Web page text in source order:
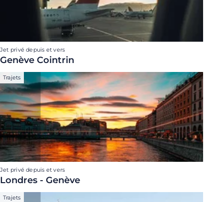
Jet privé depuis et vers
Genève Cointrin
Trajets
Jet privé depuis et vers
Londres - Genève
Trajets